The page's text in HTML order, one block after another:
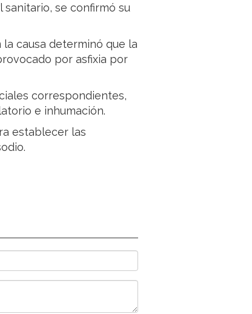
se confirmó su
causa determinó que la
por asfixia por
correspondientes,
e inhumación.
establecer las